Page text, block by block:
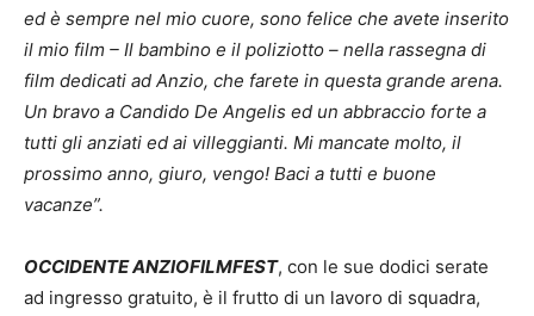
ed è sempre nel mio cuore, sono felice che avete inserito
il mio film – Il bambino e il poliziotto – nella rassegna di
film dedicati ad Anzio, che farete in questa grande arena.
Un bravo a Candido De Angelis ed un abbraccio forte a
tutti gli anziati ed ai villeggianti. Mi mancate molto, il
prossimo anno, giuro, vengo! Baci a tutti e buone
vacanze”.
OCCIDENTE ANZIOFILMFEST, con le sue dodici serate
ad ingresso gratuito, è il frutto di un lavoro di squadra,